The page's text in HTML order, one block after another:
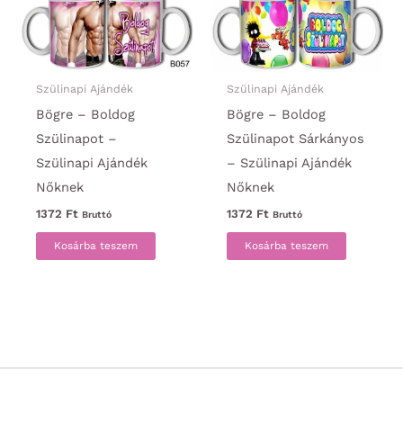
Szülinapi Ajándék
Bögre – Boldog
Szülinapot –
Szülinapi Ajándék
Nőknek
1372 Ft Bruttó
Kosárba teszem
Szülinapi Ajándék
Bögre – Boldog
Szülinapot Sárkányos
– Szülinapi Ajándék
Nőknek
1372 Ft Bruttó
Kosárba teszem